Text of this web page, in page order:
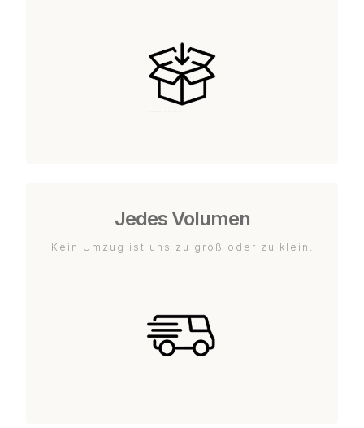
Jedes Volumen
Kein Umzug ist uns zu groß oder zu klein.